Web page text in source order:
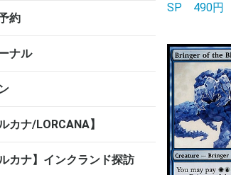
約
ナル
カナ/LORCANA】
ルカナ】インクランド探訪
SP 490円